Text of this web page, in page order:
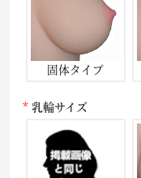
固体タイプ
乳輪サイズ